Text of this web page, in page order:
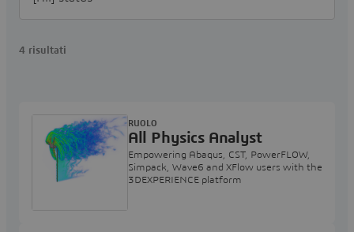
4 risultati
All Physics Analyst
Empowering Abaqus, CST, PowerFLOW,
Simpack, Wave6 and XFlow users with the
3DEXPERIENCE platform
RUOLO